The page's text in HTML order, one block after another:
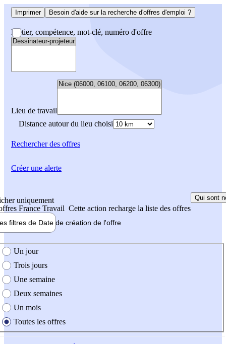
Imprimer Besoin d'aide sur la recherche d'offres d'emploi ?
Métier, compétence, mot-clé, numéro d'offre
Lieu de travail
Distance autour du lieu choisi
Rechercherdes offres
uniquement
France Travail Cette action recharge la liste des offres
Qui sont
filtres de Date de création de l'offre
création de l'offre
Un jour
Trois jours
Une semaine
Deux semaines
Un mois
Toutes les offres
Créer une alerte